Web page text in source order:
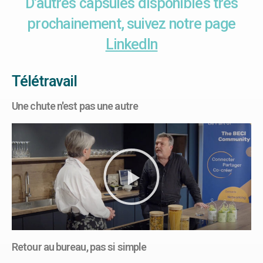
prochainement, suivez notre page
LinkedIn
Télétravail
Une chute n'est pas une autre
Retour au bureau, pas si simple